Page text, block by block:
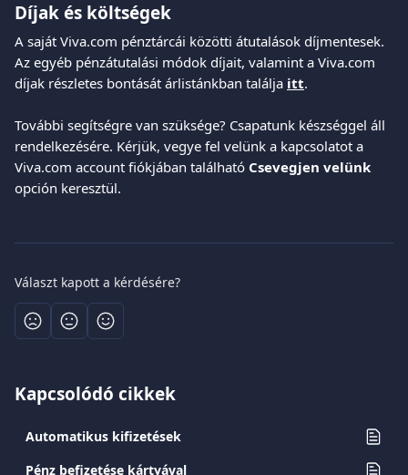
Díjak és költségek
A saját Viva.com pénztárcái közötti átutalások díjmentesek.
Az egyéb pénzátutalási módok díjait, valamint a Viva.com
díjak részletes bontását árlistánkban találja itt.
További segítségre van szüksége? Csapatunk készséggel áll
rendelkezésére. Kérjük, vegye fel velünk a kapcsolatot a
Viva.com account fiókjában található Csevegjen velünk
opción keresztül.
Választ kapott a kérdésére?
Kapcsolódó cikkek
Automatikus kifizetések
Pénz befizetése kártyával